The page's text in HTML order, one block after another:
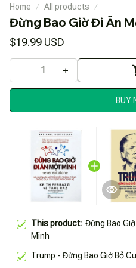
Home All products
Đừng Bao Giờ Đi Ăn
$19.99 USD
BUY
This product: Đừng Bao
Mình
Trump - Đừng Bao Giờ Bỏ